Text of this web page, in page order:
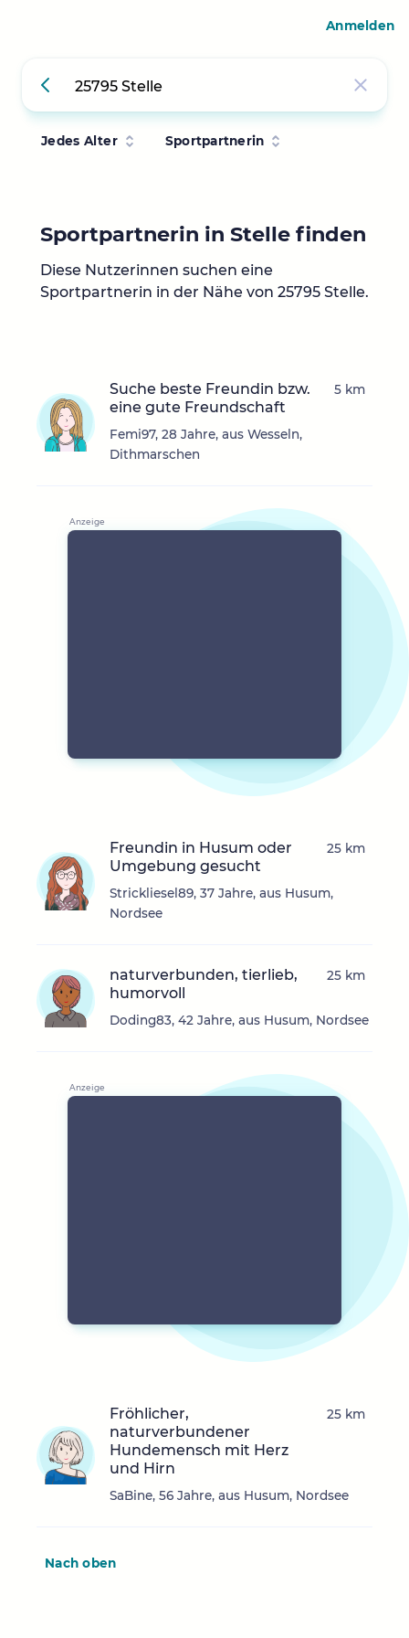
Jedes Alter Sportpartnerin
Sportpartnerin in Stelle finden
Diese Nutzerinnen suchen eine
Sportpartnerin in der Nähe von 25795 Stelle.
Suche beste Freundin bzw.
eine gute Freundschaft
Femi97, 28 Jahre, aus Wesseln,
Dithmarschen
5 km
Freundin in Husum oder
Umgebung gesucht
Strickliesel89, 37 Jahre, aus Husum,
Nordsee
25 km
naturverbunden, tierlieb,
humorvoll
Doding83, 42 Jahre, aus Husum, Nordsee
25 km
Fröhlicher,
naturverbundener
Hundemensch mit Herz
und Hirn
SaBine, 56 Jahre, aus Husum, Nordsee
25 km
Nach oben
Anmelden